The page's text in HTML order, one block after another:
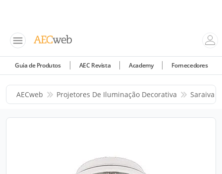
Guia de Produtos AEC Revista Academy Fornecedores
AECweb Projetores De Iluminação Decorativa Saraiva